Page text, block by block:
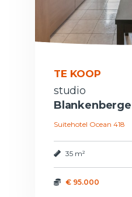
TE KOOP
studio
Blankenberge
Suitehotel Ocean 418
35 m²
€ 95.000